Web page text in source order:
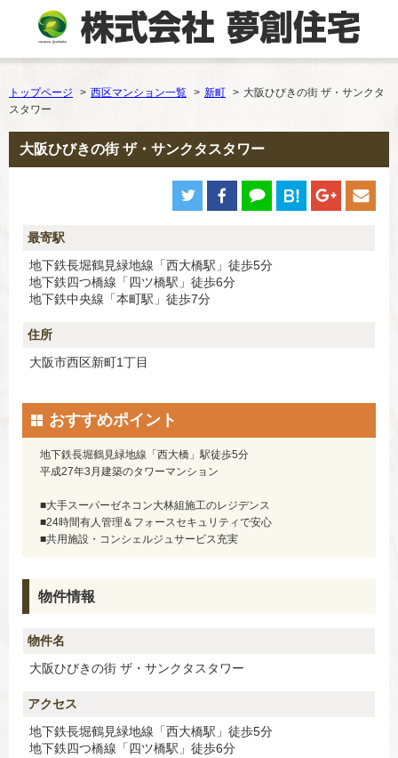
トップページ 西区マンション一覧 新町
大阪ひびきの街 ザ・サンクタ
スタワー
大阪ひびきの街 ザ・サンクタスタワー
最寄駅
地下鉄長堀鶴見緑地線「西大橋駅」徒歩5分
地下鉄四つ橋線「四ツ橋駅」徒歩6分
地下鉄中央線「本町駅」徒歩7分
住所
大阪市西区新町1丁目
おすすめポイント
地下鉄長堀鶴見緑地線「西大橋」駅徒歩5分
平成27年3月建築のタワーマンション
■大手スーパーゼネコン大林組施工のレジデンス
■24時間有人管理＆フォースセキュリティで安心
■共用施設・コンシェルジュサービス充実
物件情報
物件名
大阪ひびきの街 ザ・サンクタスタワー
アクセス
地下鉄長堀鶴見緑地線「西大橋駅」徒歩5分
地下鉄四つ橋線「四ツ橋駅」徒歩6分